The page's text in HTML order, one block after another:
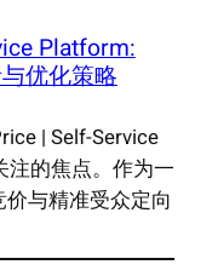
Platform:
优化策略
| Self-Service
的焦点。作为一
与精准受众定向